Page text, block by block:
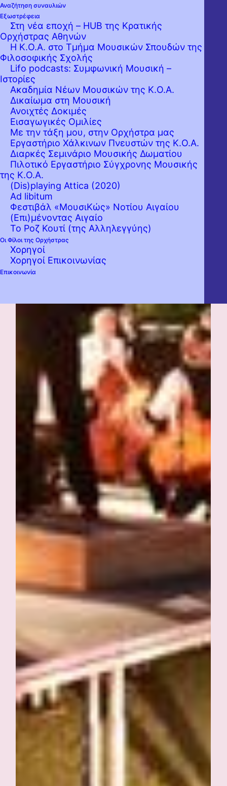
Αναζήτηση συναυλιών
Εξωστρέφεια
Στη νέα εποχή – HUB της Κρατικής
Ορχήστρας Αθηνών
Η Κ.Ο.Α. στο Τμήμα Μουσικών Σπουδών της
Φιλοσοφικής Σχολής
Lifo podcasts: Συμφωνική Μουσική –
Ιστορίες
Ακαδημία Νέων Μουσικών της Κ.Ο.Α.
Δικαίωμα στη Μουσική
Ανοιχτές Δοκιμές
Εισαγωγικές Ομιλίες
Με την τάξη μου, στην Ορχήστρα μας
Εργαστήριo Χάλκινων Πνευστών της Κ.Ο.Α.
Διαρκές Σεμινάριο Μουσικής Δωματίου
Πιλοτικό Εργαστήριο Σύγχρονης Μουσικής
της Κ.Ο.Α.
(Dis)playing Attica (2020)
Ad libitum
Φεστιβάλ «ΜουσιΚώς» Νοτίου Αιγαίου
(Επι)μένοντας Αιγαίο
Το Ροζ Κουτί (της Αλληλεγγύης)
Οι Φίλοι της Ορχήστρας
Χορηγοί
Χορηγοί Επικοινωνίας
Επικοινωνία